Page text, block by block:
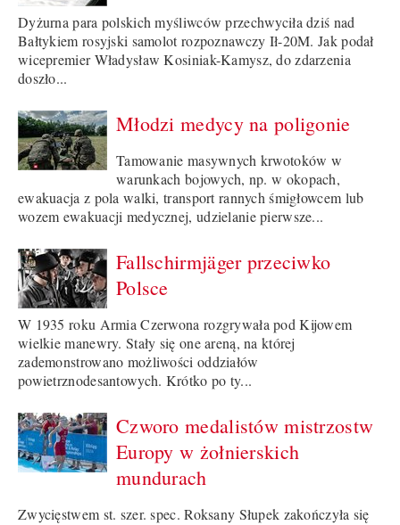
Dyżurna para polskich myśliwców przechwyciła dziś nad
Bałtykiem rosyjski samolot rozpoznawczy Ił-20M. Jak podał
wicepremier Władysław Kosiniak-Kamysz, do zdarzenia
doszło...
Młodzi medycy na poligonie
Tamowanie masywnych krwotoków w
warunkach bojowych, np. w okopach,
ewakuacja z pola walki, transport rannych śmigłowcem lub
wozem ewakuacji medycznej, udzielanie pierwsze...
Fallschirmjäger przeciwko
Polsce
W 1935 roku Armia Czerwona rozgrywała pod Kijowem
wielkie manewry. Stały się one areną, na której
zademonstrowano możliwości oddziałów
powietrznodesantowych. Krótko po ty...
Czworo medalistów mistrzostw
Europy w żołnierskich
mundurach
Zwycięstwem st. szer. spec. Roksany Słupek zakończyła się